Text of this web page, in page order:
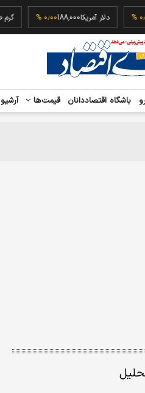
۰٫۰۰ % دلار آمریکا188,000 ۰٫۰۰ %
باشگاه اقتصاددانان قیمت‌ها آرشیو